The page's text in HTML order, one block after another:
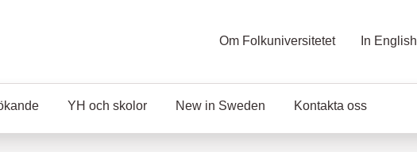
Om Folkuniversitetet In English
YH och skolor New in Sweden Kontakta oss